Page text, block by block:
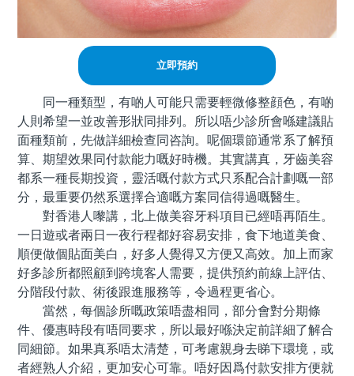
立即預約
同一種類型，有啲人可能只需要輕微修整顔色，有啲
人則希望一並改善形狀同排列。所以唔少診所會喺建議貼
面種類前，先做詳細檢查同咨詢。呢個環節通常系了解預
算、期望效果同付款能力嘅好時機。其實講真，牙齒美容
都系一種長期投資，靈活嘅付款方式只系配合計劃嘅一部
分，最重要仍然系選擇合適嘅方案同信得過嘅醫生。
對香港人嚟講，北上做美容牙科項目已經唔再陌生。
一日遊或者兩日一夜行程都好容易安排，食下地道美食、
順便做個貼面美白，好多人覺得又方便又高效。加上而家
好多診所都照顧到跨境客人需要，提供預約前線上評估、
分階段付款、術後跟進服務等，令過程更省心。
當然，每個診所嘅政策唔盡相同，部分會對分期條
件、優惠時段有唔同要求，所以最好喺決定前詳細了解合
同細節。如果真系唔太清楚，可考慮親身去睇下環境，或
者經熟人介紹，更加安心可靠。唔好因爲付款安排方便就